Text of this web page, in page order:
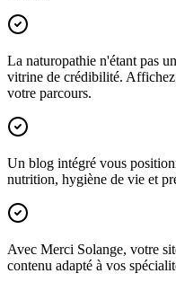
La naturopathie n'étant pas
vitrine de crédibilité.
votre parcours.
Un blog intégré vous
nutrition, hygiène de vie et
Avec Merci Solange, votre
contenu adapté à vos